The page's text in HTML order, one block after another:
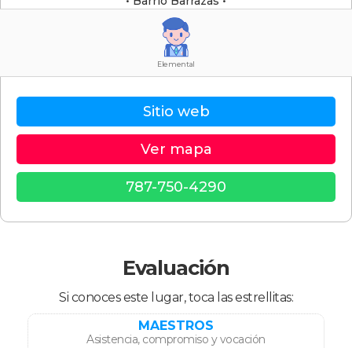
Elemental
Sitio web
Ver mapa
787-750-4290
Evaluación
Si conoces este lugar, toca las estrellitas:
MAESTROS
Asistencia, compromiso y vocación